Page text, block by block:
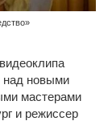
над новыми
мастерами
и режиссер